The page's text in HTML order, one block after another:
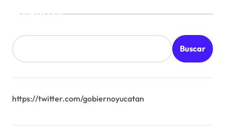
Buscar
Buscar
https://twitter.com/gobiernoyucatan